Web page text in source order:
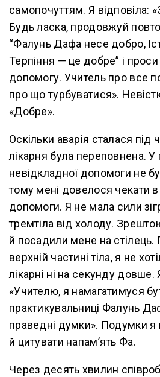
самопочуттям. Я відповіла:
Будь ласка, продовжуй
“Фалунь Дафа несе добро,
Терпіння — це добре” і
допомогу. Учитель про все
про що турбуватися».
«Добре».
Оскільки аварія сталася під
лікарня була переповнена. У
невідкладної допомоги не
тому мені довелося чекати
допомоги. Я не мала сили
тремтіла від холоду.
й посадили мене на стілець.
верхній частині тіла, я не
лікарні ні на секунду
«Учителю, я намагатимуся
практикувальниці Фалунь
праведні думки». Подумки я
й цитувати напам’ять Фа.
Через десять хвилин